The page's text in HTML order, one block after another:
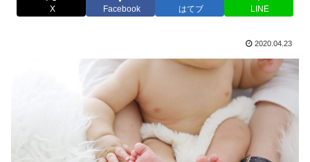
X Facebook はてブ LINE
2020.04.23